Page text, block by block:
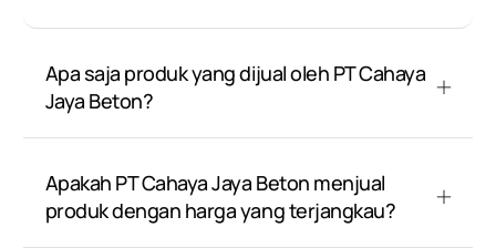
Apa saja produk yang dijual oleh PT Cahaya
Jaya Beton?
Apakah PT Cahaya Jaya Beton menjual
produk dengan harga yang terjangkau?